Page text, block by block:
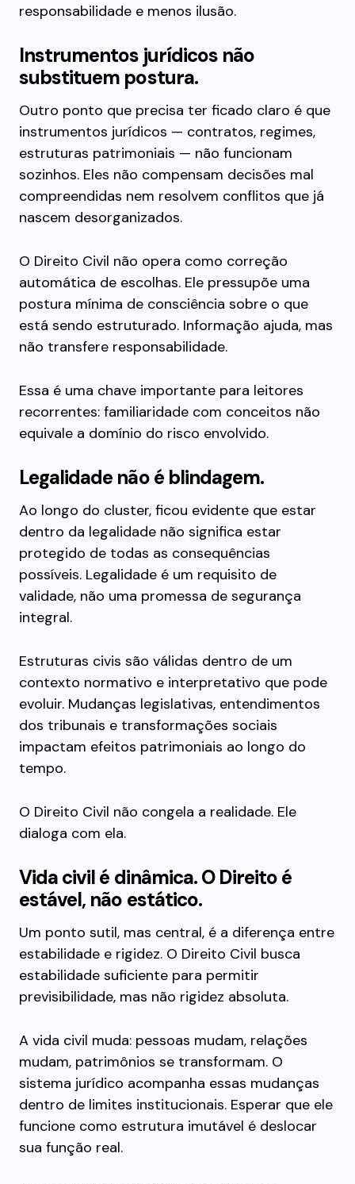
responsabilidade e menos ilusão.
Instrumentos jurídicos não
substituem postura.
Outro ponto que precisa ter ficado claro é que
instrumentos jurídicos — contratos, regimes,
estruturas patrimoniais — não funcionam
sozinhos. Eles não compensam decisões mal
compreendidas nem resolvem conflitos que já
nascem desorganizados.
O Direito Civil não opera como correção
automática de escolhas. Ele pressupõe uma
postura mínima de consciência sobre o que
está sendo estruturado. Informação ajuda, mas
não transfere responsabilidade.
Essa é uma chave importante para leitores
recorrentes: familiaridade com conceitos não
equivale a domínio do risco envolvido.
Legalidade não é blindagem.
Ao longo do cluster, ficou evidente que estar
dentro da legalidade não significa estar
protegido de todas as consequências
possíveis. Legalidade é um requisito de
validade, não uma promessa de segurança
integral.
Estruturas civis são válidas dentro de um
contexto normativo e interpretativo que pode
evoluir. Mudanças legislativas, entendimentos
dos tribunais e transformações sociais
impactam efeitos patrimoniais ao longo do
tempo.
O Direito Civil não congela a realidade. Ele
dialoga com ela.
Vida civil é dinâmica. O Direito é
estável, não estático.
Um ponto sutil, mas central, é a diferença entre
estabilidade e rigidez. O Direito Civil busca
estabilidade suficiente para permitir
previsibilidade, mas não rigidez absoluta.
A vida civil muda: pessoas mudam, relações
mudam, patrimônios se transformam. O
sistema jurídico acompanha essas mudanças
dentro de limites institucionais. Esperar que ele
funcione como estrutura imutável é deslocar
sua função real.